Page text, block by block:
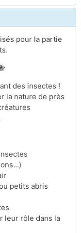
pour la partie
des insectes !
la nature de près
petits abris
leur rôle dans la